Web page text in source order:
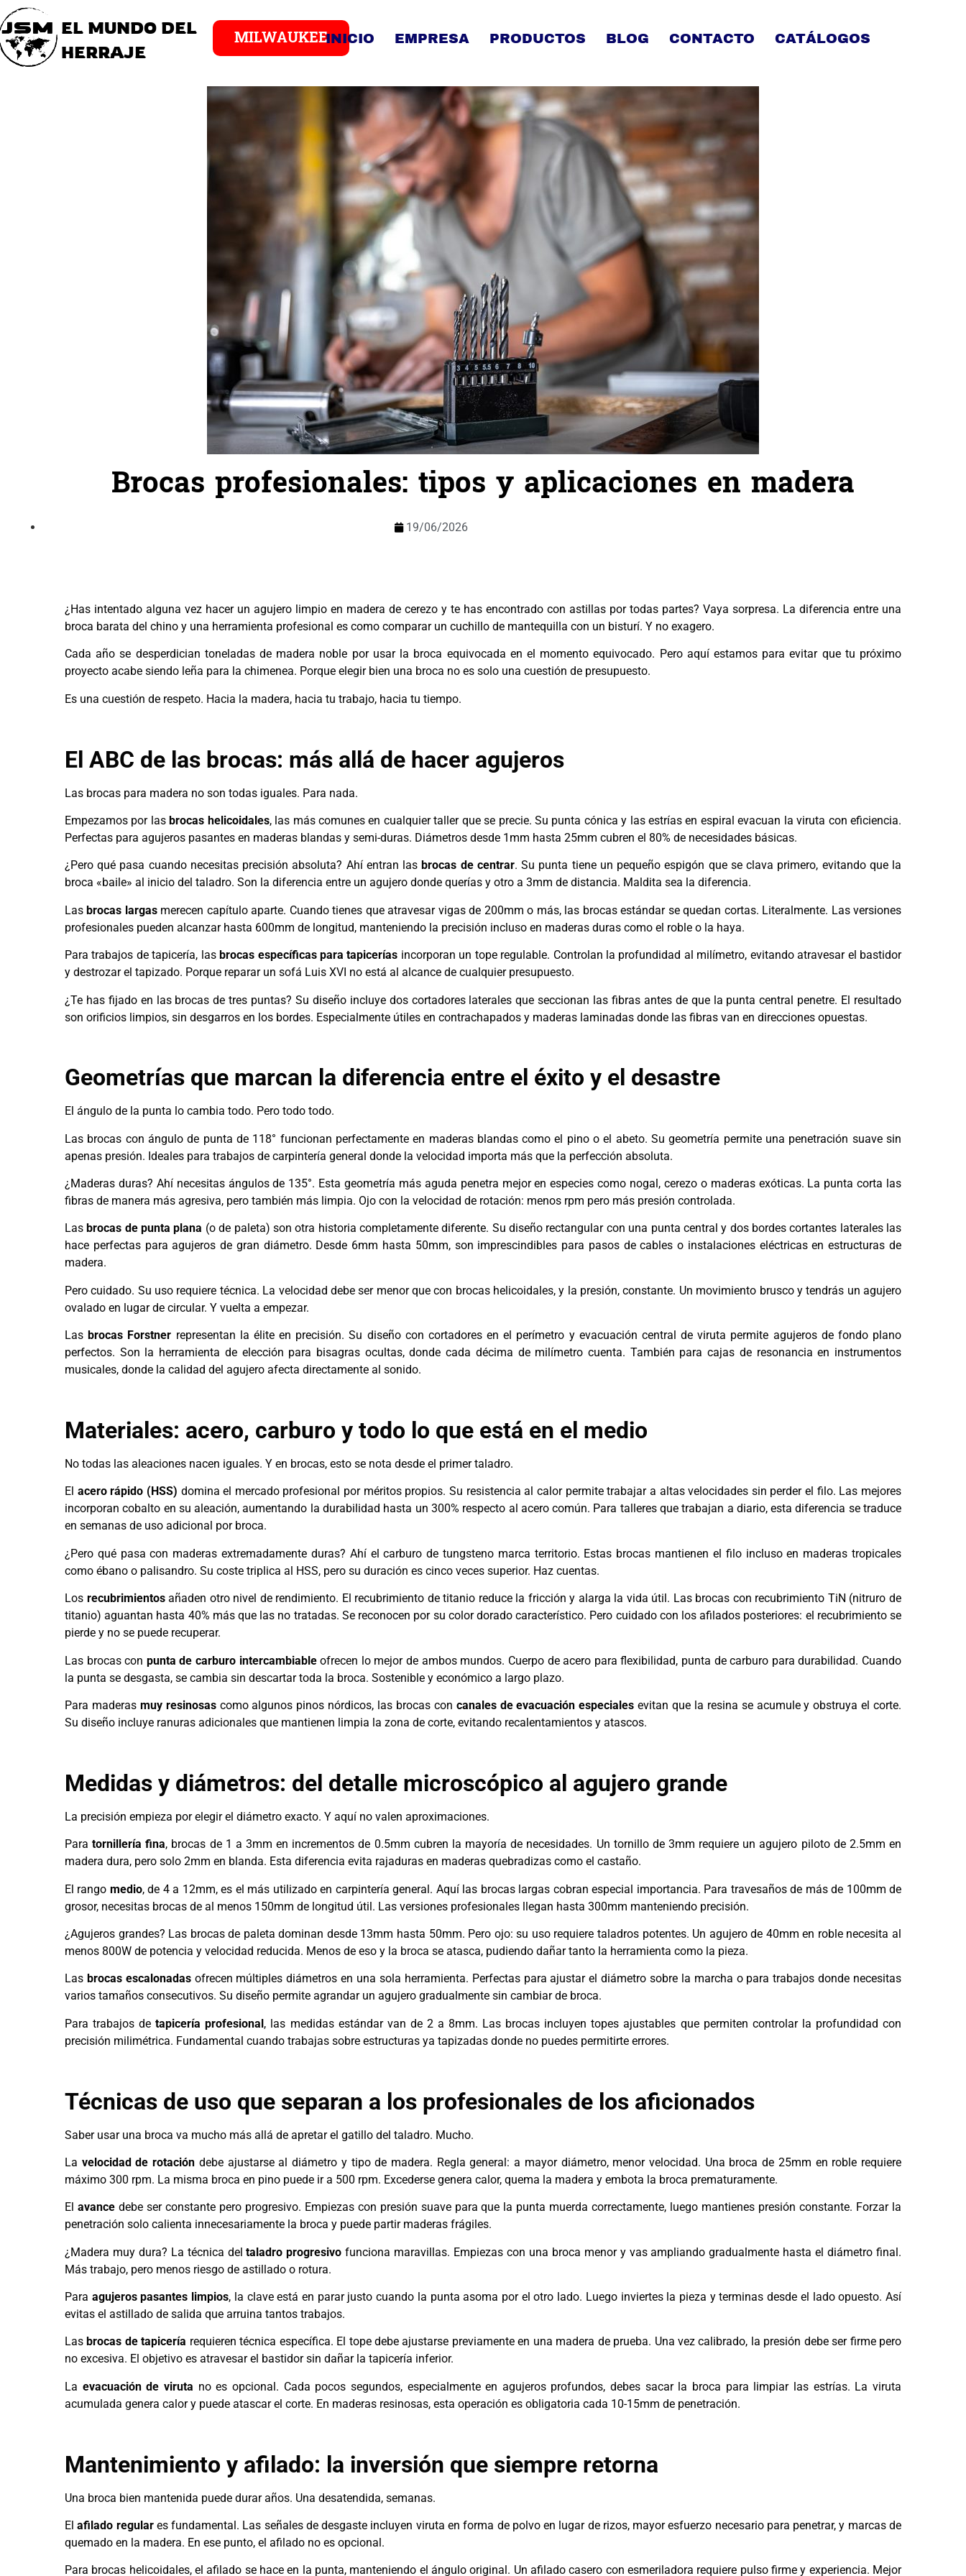
EL MUNDO DEL
HERRAJE
MILWAUKEEINICIO EMPRESA PRODUCTOS BLOG CONTACTO CATÁLOGOS
Brocas profesionales: tipos y aplicaciones en madera
19/06/2026
¿Has intentado alguna vez hacer un agujero limpio en madera de cerezo y te has encontrado con astillas por todas partes? Vaya sorpresa. La diferencia entre una
broca barata del chino y una herramienta profesional es como comparar un cuchillo de mantequilla con un bisturí. Y no exagero.
Cada año se desperdician toneladas de madera noble por usar la broca equivocada en el momento equivocado. Pero aquí estamos para evitar que tu próximo
proyecto acabe siendo leña para la chimenea. Porque elegir bien una broca no es solo una cuestión de presupuesto.
Es una cuestión de respeto. Hacia la madera, hacia tu trabajo, hacia tu tiempo.
El ABC de las brocas: más allá de hacer agujeros
Las brocas para madera no son todas iguales. Para nada.
Empezamos por lasbrocas helicoidales, las más comunes en cualquier taller que se precie. Su punta cónica y las estrías en espiral evacuan la viruta con eficiencia.
Perfectas para agujeros pasantes en maderas blandas y semi-duras. Diámetros desde 1mm hasta 25mm cubren el 80% de necesidades básicas.
¿Pero qué pasa cuando necesitas precisión absoluta? Ahí entran las brocas de centrar. Su punta tiene un pequeño espigón que se clava primero, evitando que la
broca «baile» al inicio del taladro. Son la diferencia entre un agujero donde querías y otro a 3mm de distancia. Maldita sea la diferencia.
Lasbrocas largasmerecen capítulo aparte. Cuando tienes que atravesar vigas de 200mm o más, las brocas estándar se quedan cortas. Literalmente. Las versiones
profesionales pueden alcanzar hasta 600mm de longitud, manteniendo la precisión incluso en maderas duras como el roble o la haya.
Para trabajos de tapicería, lasbrocas específicas para tapicerías incorporan un tope regulable. Controlan la profundidad al milímetro, evitando atravesar el bastidor
y destrozar el tapizado. Porque reparar un sofá Luis XVI no está al alcance de cualquier presupuesto.
¿Te has fijado en las brocas de tres puntas? Su diseño incluye dos cortadores laterales que seccionan las fibras antes de que la punta central penetre. El resultado
son orificios limpios, sin desgarros en los bordes. Especialmente útiles en contrachapados y maderas laminadas donde las fibras van en direcciones opuestas.
Geometrías que marcan la diferencia entre el éxito y el desastre
El ángulo de la punta lo cambia todo. Pero todo todo.
Las brocas con ángulo de punta de 118° funcionan perfectamente en maderas blandas como el pino o el abeto. Su geometría permite una penetración suave sin
apenas presión. Ideales para trabajos de carpintería general donde la velocidad importa más que la perfección absoluta.
¿Maderas duras? Ahí necesitas ángulos de 135°. Esta geometría más aguda penetra mejor en especies como nogal, cerezo o maderas exóticas. La punta corta las
fibras de manera más agresiva, pero también más limpia. Ojo con la velocidad de rotación: menos rpm pero más presión controlada.
Las brocas de punta plana (o de paleta) son otra historia completamente diferente. Su diseño rectangular con una punta central y dos bordes cortantes laterales las
hace perfectas para agujeros de gran diámetro. Desde 6mm hasta 50mm, son imprescindibles para pasos de cables o instalaciones eléctricas en estructuras de
madera.
Pero cuidado. Su uso requiere técnica. La velocidad debe ser menor que con brocas helicoidales, y la presión, constante. Un movimiento brusco y tendrás un agujero
ovalado en lugar de circular. Y vuelta a empezar.
Las brocas Forstner representan la élite en precisión. Su diseño con cortadores en el perímetro y evacuación central de viruta permite agujeros de fondo plano
perfectos. Son la herramienta de elección para bisagras ocultas, donde cada décima de milímetro cuenta. También para cajas de resonancia en instrumentos
musicales, donde la calidad del agujero afecta directamente al sonido.
Materiales: acero, carburo y todo lo que está en el medio
No todas las aleaciones nacen iguales. Y en brocas, esto se nota desde el primer taladro.
El acero rápido (HSS) domina el mercado profesional por méritos propios. Su resistencia al calor permite trabajar a altas velocidades sin perder el filo. Las mejores
incorporan cobalto en su aleación, aumentando la durabilidad hasta un 300% respecto al acero común. Para talleres que trabajan a diario, esta diferencia se traduce
en semanas de uso adicional por broca.
¿Pero qué pasa con maderas extremadamente duras? Ahí el carburo de tungsteno marca territorio. Estas brocas mantienen el filo incluso en maderas tropicales
como ébano o palisandro. Su coste triplica al HSS, pero su duración es cinco veces superior. Haz cuentas.
Los recubrimientosañaden otro nivel de rendimiento. El recubrimiento de titanio reduce la fricción y alarga la vida útil. Las brocas con recubrimiento TiN (nitruro de
titanio) aguantan hasta 40% más que las no tratadas. Se reconocen por su color dorado característico. Pero cuidado con los afilados posteriores: el recubrimiento se
pierde y no se puede recuperar.
Las brocas con punta de carburo intercambiableofrecen lo mejor de ambos mundos. Cuerpo de acero para flexibilidad, punta de carburo para durabilidad. Cuando
la punta se desgasta, se cambia sin descartar toda la broca. Sostenible y económico a largo plazo.
Para maderas muy resinosascomo algunos pinos nórdicos, las brocas con canales de evacuación especiales evitan que la resina se acumule y obstruya el corte.
Su diseño incluye ranuras adicionales que mantienen limpia la zona de corte, evitando recalentamientos y atascos.
Medidas y diámetros: del detalle microscópico al agujero grande
La precisión empieza por elegir el diámetro exacto. Y aquí no valen aproximaciones.
Paratornillería fina, brocas de 1 a 3mm en incrementos de 0.5mm cubren la mayoría de necesidades. Un tornillo de 3mm requiere un agujero piloto de 2.5mm en
madera dura, pero solo 2mm en blanda. Esta diferencia evita rajaduras en maderas quebradizas como el castaño.
El rango medio, de 4 a 12mm, es el más utilizado en carpintería general. Aquí las brocas largas cobran especial importancia. Para travesaños de más de 100mm de
grosor, necesitas brocas de al menos 150mm de longitud útil. Las versiones profesionales llegan hasta 300mm manteniendo precisión.
¿Agujeros grandes? Las brocas de paleta dominan desde 13mm hasta 50mm. Pero ojo: su uso requiere taladros potentes. Un agujero de 40mm en roble necesita al
menos 800W de potencia y velocidad reducida. Menos de eso y la broca se atasca, pudiendo dañar tanto la herramienta como la pieza.
Las brocas escalonadasofrecen múltiples diámetros en una sola herramienta. Perfectas para ajustar el diámetro sobre la marcha o para trabajos donde necesitas
varios tamaños consecutivos. Su diseño permite agrandar un agujero gradualmente sin cambiar de broca.
Para trabajos detapicería profesional, las medidas estándar van de 2 a 8mm. Las brocas incluyen topes ajustables que permiten controlar la profundidad con
precisión milimétrica. Fundamental cuando trabajas sobre estructuras ya tapizadas donde no puedes permitirte errores.
Técnicas de uso que separan a los profesionales de los aficionados
Saber usar una broca va mucho más allá de apretar el gatillo del taladro. Mucho.
La velocidad de rotación debe ajustarse al diámetro y tipo de madera. Regla general: a mayor diámetro, menor velocidad. Una broca de 25mm en roble requiere
máximo 300 rpm. La misma broca en pino puede ir a 500 rpm. Excederse genera calor, quema la madera y embota la broca prematuramente.
El avancedebe ser constante pero progresivo. Empiezas con presión suave para que la punta muerda correctamente, luego mantienes presión constante. Forzar la
penetración solo calienta innecesariamente la broca y puede partir maderas frágiles.
¿Madera muy dura? La técnica deltaladro progresivo funciona maravillas. Empiezas con una broca menor y vas ampliando gradualmente hasta el diámetro final.
Más trabajo, pero menos riesgo de astillado o rotura.
Para agujeros pasantes limpios, la clave está en parar justo cuando la punta asoma por el otro lado. Luego inviertes la pieza y terminas desde el lado opuesto. Así
evitas el astillado de salida que arruina tantos trabajos.
Las brocas de tapicería requieren técnica específica. El tope debe ajustarse previamente en una madera de prueba. Una vez calibrado, la presión debe ser firme pero
no excesiva. El objetivo es atravesar el bastidor sin dañar la tapicería inferior.
La evacuación de viruta no es opcional. Cada pocos segundos, especialmente en agujeros profundos, debes sacar la broca para limpiar las estrías. La viruta
acumulada genera calor y puede atascar el corte. En maderas resinosas, esta operación es obligatoria cada 10-15mm de penetración.
Mantenimiento y afilado: la inversión que siempre retorna
Una broca bien mantenida puede durar años. Una desatendida, semanas.
Elafilado regulares fundamental. Las señales de desgaste incluyen viruta en forma de polvo en lugar de rizos, mayor esfuerzo necesario para penetrar, y marcas de
quemado en la madera. En ese punto, el afilado no es opcional.
Para brocas helicoidales, el afilado se hace en la punta, manteniendo el ángulo original. Un afilado casero con esmeriladora requiere pulso firme y experiencia. Mejor